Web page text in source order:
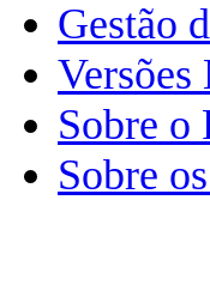
Gestão
Sobre o
Sobre